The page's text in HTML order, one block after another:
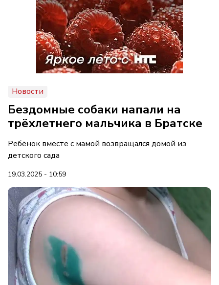
Новости
Бездомные собаки напали на
трёхлетнего мальчика в Братске
Ребёнок вместе с мамой возвращался домой из
детского сада
19.03.2025 - 10:59